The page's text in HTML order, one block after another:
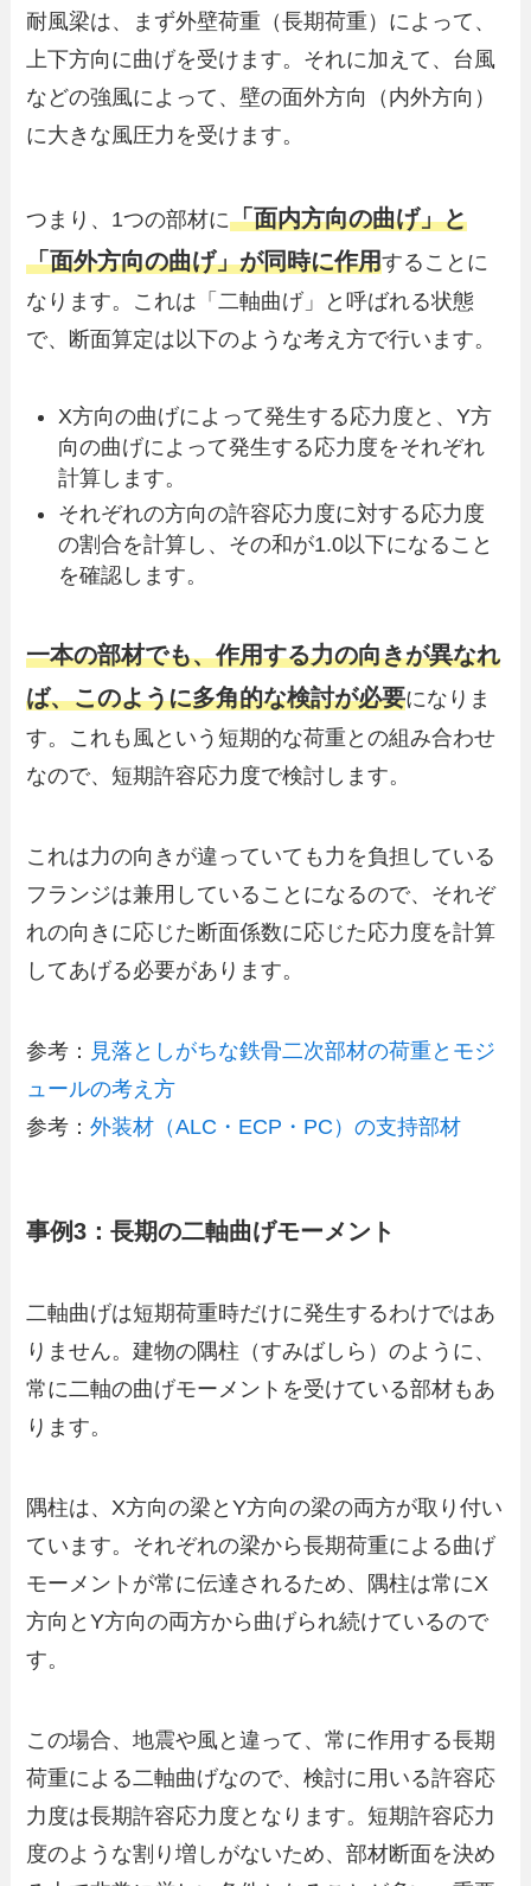
耐風梁は、まず外壁荷重（長期荷重）によって、
上下方向に曲げを受けます。それに加えて、台風
などの強風によって、壁の面外方向（内外方向）
に大きな風圧力を受けます。
つまり、1つの部材に「面内方向の曲げ」と
「面外方向の曲げ」が同時に作用することに
なります。これは「二軸曲げ」と呼ばれる状態
で、断面算定は以下のような考え方で行います。
X方向の曲げによって発生する応力度と、Y方
向の曲げによって発生する応力度をそれぞれ
計算します。
それぞれの方向の許容応力度に対する応力度
の割合を計算し、その和が1.0以下になること
を確認します。
一本の部材でも、作用する力の向きが異なれ
ば、このように多角的な検討が必要になりま
す。これも風という短期的な荷重との組み合わせ
なので、短期許容応力度で検討します。
これは力の向きが違っていても力を負担している
フランジは兼用していることになるので、それぞ
れの向きに応じた断面係数に応じた応力度を計算
してあげる必要があります。
参考： 見落としがちな鉄骨二次部材の荷重とモジ
ュールの考え方
参考：外装材（ALC・ECP・PC）の支持部材
事例3：長期の二軸曲げモーメント
二軸曲げは短期荷重時だけに発生するわけではあ
りません。建物の隅柱（すみばしら）のように、
常に二軸の曲げモーメントを受けている部材もあ
ります。
隅柱は、X方向の梁とY方向の梁の両方が取り付い
ています。それぞれの梁から長期荷重による曲げ
モーメントが常に伝達されるため、隅柱は常にX
方向とY方向の両方から曲げられ続けているので
す。
この場合、地震や風と違って、常に作用する長期
荷重による二軸曲げなので、検討に用いる許容応
力度は長期許容応力度となります。短期許容応力
度のような割り増しがないため、部材断面を決め